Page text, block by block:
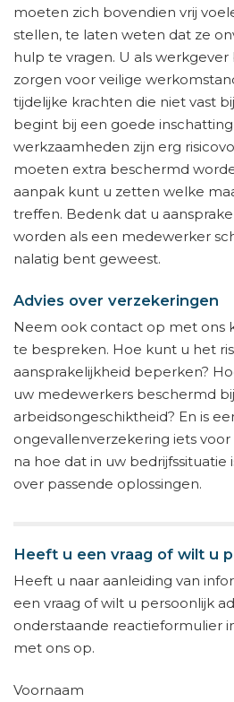
moeten zich bovendien vrij
stellen, te laten weten dat ze
hulp te vragen. U als
zorgen voor veilige
tijdelijke krachten die niet vast
begint bij een goede inschatting
werkzaamheden zijn erg
moeten extra beschermd
aanpak kunt u zetten welke
treffen. Bedenk dat u
worden als een medewerker
nalatig bent geweest.
Advies over verzekeringen
Neem ook contact op met ons
te bespreken. Hoe kunt u het
aansprakelijkheid beperken?
uw medewerkers beschermd bij
arbeidsongeschiktheid? En is
ongevallenverzekering iets voor
na hoe dat in uw bedrijfssituatie
over passende oplossingen.
Heeft u een vraag of wilt u
Heeft u naar aanleiding van
een vraag of wilt u persoonlijk
onderstaande reactieformulier
met ons op.
Voornaam